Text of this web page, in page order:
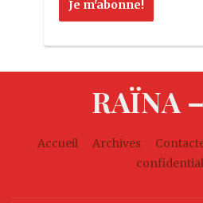
Accueil Archives